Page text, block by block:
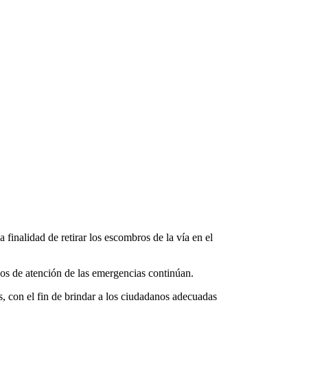
finalidad de retirar los escombros de la vía en el
de atención de las emergencias continúan.
con el fin de brindar a los ciudadanos adecuadas